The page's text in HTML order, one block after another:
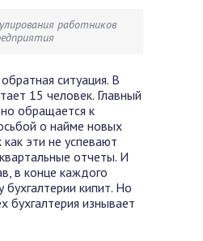
работников
ситуация. В
15 человек. Главный
обращается к
о найме новых
как эти не успевают
отчеты. И
в конце каждого
бухгалтерии кипит. Но
бухгалтерия изнывает